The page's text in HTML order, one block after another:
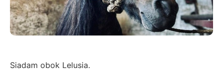
Siadam obok Lelusia.